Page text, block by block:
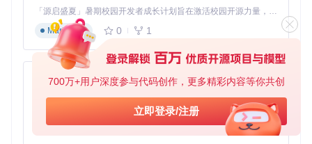
700万+用户深度参与代码创作，更多精彩内容等你共创
立即登录/注册
批处理工作流优化
传统多视角创作需要针对每个角度单独拍摄和后期处理，而Q
wen-Edit-2509通过以下技术实现效率突破：
并行生成机制
：利用GPU多线程处理能力，同时渲染多个
视角
模板化指令集：预设12种常用视角转换指令，避免重复输
参数记忆功能：保存成功案例的参数组合，形成个性化配
「源启盛夏」暑期校园开发者成长计划旨在激活校园开源力量，通过积分激励、认证扶持、资源倾斜等形式，引导高校组织和开发者完成「入驻 — 建项目 — 做贡献 — 获认证 — 得资源」的完整闭环。无论你是想带领社团入驻平台的组织者，还是希望用代码贡献证明自己的开发者，都能在这里找到属于你的成长路径。
Markdown
0 1
AionUi
免费、本地、开源的 24/7 全天候 Cowork 应用，以及适用于 Gemini CLI、Claude Code、Codex、OpenCode、Qwen Code、Goose CLI、Auggie 等的 OpenClaw | 🌟 喜欢就点star吧
TypeScript
0 6